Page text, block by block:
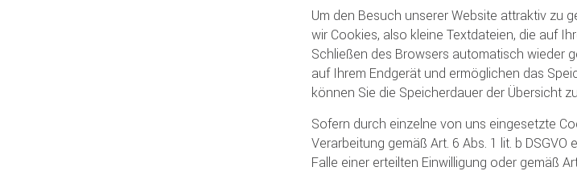
Um den Besuch unserer Website attraktiv zu
wir Cookies, also kleine Textdateien, die auf
Schließen des Browsers automatisch wieder
auf Ihrem Endgerät und ermöglichen das
können Sie die Speicherdauer der Übersicht
Sofern durch einzelne von uns eingesetzte
Verarbeitung gemäß Art. 6 Abs. 1 lit. b
Falle einer erteilten Einwilligung oder gemäß